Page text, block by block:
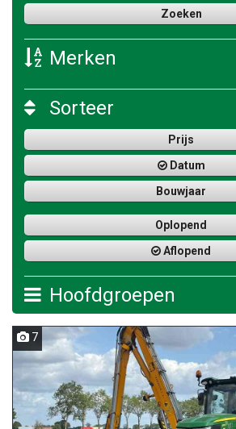
Merken
Sorteer
Prijs
Datum
Bouwjaar
Oplopend
Aflopend
Hoofdgroepen
7